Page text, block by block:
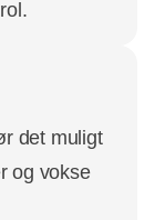
det muligt
og vokse